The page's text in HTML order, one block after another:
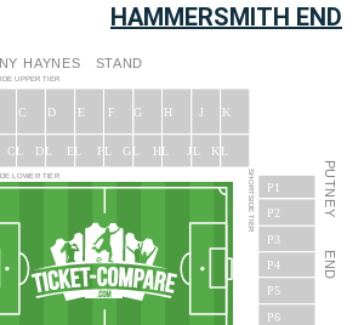
HAMMERSMITH END
HAYNES STAND
PUTNEY
END
UPPER TIER
LOWER TIER SHORTSIDE TIER
P6
P5
P3
P2
P1
P4
KL
JL
HL
GL
FL
EL
DL
CL
C D E F G H J K